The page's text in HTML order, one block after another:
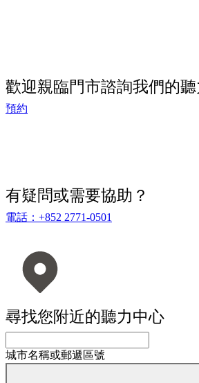
歡迎親臨門市諮詢我們的
預約
有疑問或需要協助？
電話：+852 2771-0501
尋找您附近的聽力中心
城市名稱或郵遞區號